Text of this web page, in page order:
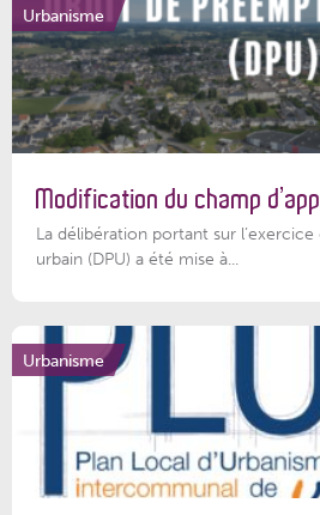
Urbanisme
Modification du champ
La délibération portant sur
urbain (DPU) a été mise à...
Urbanisme